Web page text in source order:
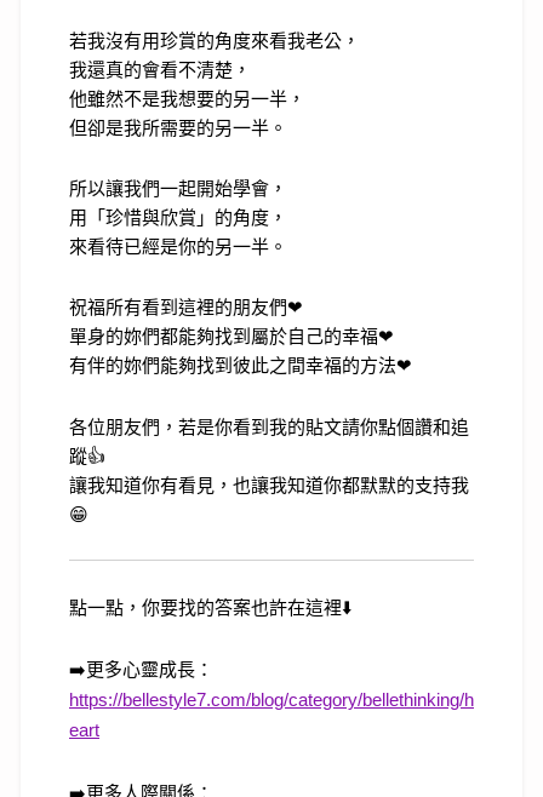
若我沒有用珍賞的角度來看我老公，
我還真的會看不清楚，
他雖然不是我想要的另一半，
但卻是我所需要的另一半。
所以讓我們一起開始學會，
用「珍惜與欣賞」的角度，
來看待已經是你的另一半。
祝福所有看到這裡的朋友們❤
單身的妳們都能夠找到屬於自己的幸福❤
有伴的妳們能夠找到彼此之間幸福的方法❤
各位朋友們，若是你看到我的貼文請你點個讚和追
蹤👍
讓我知道你有看見，也讓我知道你都默默的支持我
😁
點一點，你要找的答案也許在這裡⬇️
➡️更多心靈成長：
https://bellestyle7.com/blog/category/bellethinking/h
eart
➡️更多人際關係：